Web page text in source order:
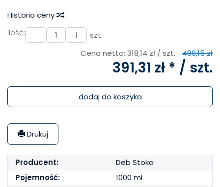
Historia ceny
Ilość:
szt.
Cena netto: 318,14 zł / szt. 489,15 zł
391,31 zł * / szt.
dodaj do koszyka
Drukuj
Producent:
Deb Stoko
Pojemność:
1000 ml